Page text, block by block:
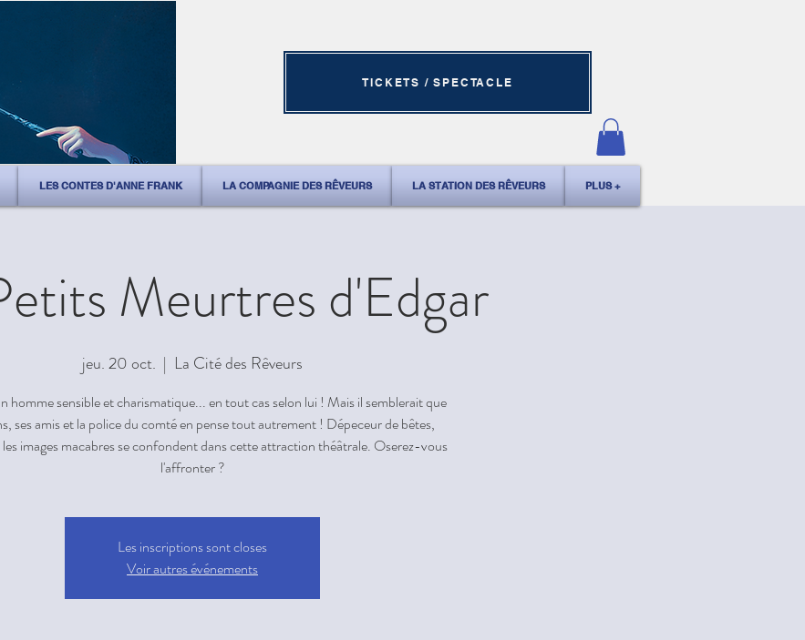
TICKETS / SPECTACLE
LES CONTES D'ANNE FRANK LA COMPAGNIE DES RÊVEURS LA STATION DES RÊVEURS PLUS +
Meurtres d'Edgar
jeu. 20 oct.
  |
La Cité des Rêveurs
homme sensible et charismatique... en tout cas selon lui ! Mais il semblerait que
ses amis et la police du comté en pense tout autrement ! Dépeceur de bêtes,
images macabres se confondent dans cette attraction théâtrale. Oserez-vous
l'affronter ?
Les inscriptions sont closes
Voir autres événements